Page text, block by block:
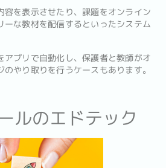
容を表示させたり、課題をオンライン
ーな教材を配信するといったシステム
アプリで自動化し、保護者と教師がオ
やり取りを行うケースもあります。
ルのエドテック